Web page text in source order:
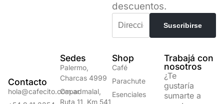
descuentos.
Contacto
hola@cafecito.com.ar
Sedes
Palermo,
Charcas 4999
Capadmalal,
Ruta 11, Km 541
Shop
Café
Parachute
Esenciales
Trabajá con
nosotros
¿Te
gustaría
sumarte a